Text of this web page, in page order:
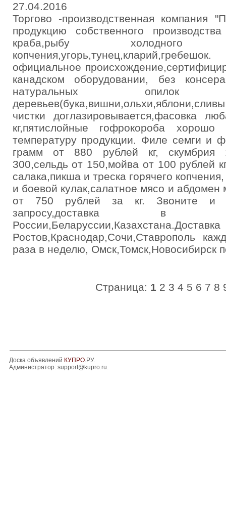
27.04.2016
Торгово -производственная компания
продукцию собственного
краба,рыбу
официальное
канадском оборудовании, без
натуральных
чистки доглазировывается,фасовка
кг,пятислойные гофрокороба
температуру продукции. Филе семги и
грамм от 880 рублей кг, скумбрия
300,сельдь от 150,мойва от 100 рублей
салака,пикша и треска горячего
и боевой кулак,салатное мясо и
от 750 рублей за кг. Звоните и
запросу,доставка в
Ростов,Краснодар,Сочи,Ставрополь
раза в неделю, Омск,Томск,Новосибирск
Страница: 1 2 3 4 5 6 7 8
Доска объявлений КУПРО.РУ.
Администратор: support@kupro.ru.